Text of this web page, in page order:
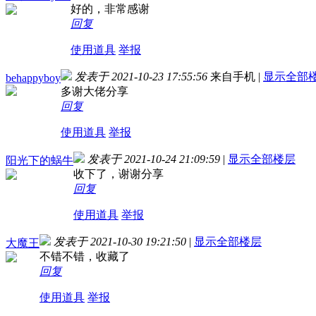
好的，非常感谢
回复
使用道具 举报
behappyboy 发表于 2021-10-23 17:55:56 来自手机 | 显示全部
多谢大佬分享
回复
使用道具 举报
阳光下的蜗牛 发表于 2021-10-24 21:09:59 | 显示全部楼层
收下了，谢谢分享
回复
使用道具 举报
大魔王 发表于 2021-10-30 19:21:50 | 显示全部楼层
不错不错，收藏了
回复
使用道具 举报